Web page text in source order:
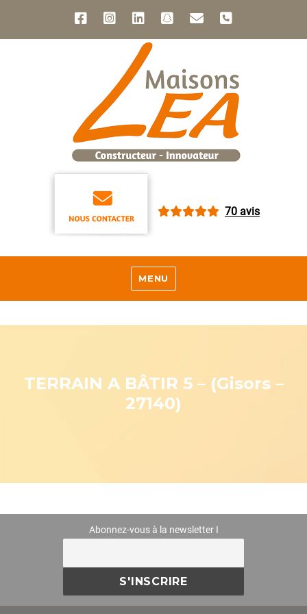
70 avis
MENU
TERRAIN A BÂTIR 5 – (Gisors –
27140)
Abonnez-vous à la newsletter I